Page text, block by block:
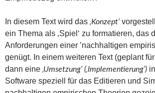
In diesem Text wird das ‚Konzept‘
ein Thema als ‚Spiel‘ zu formatieren, das
Anforderungen einer ’nachhaltigen
genügt. In einem weiteren Text (geplant für
dann eine ‚Umsetzung‘ (‚Implementierung‘)
Software speziell für das Editieren und